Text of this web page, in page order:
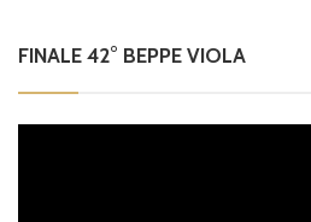
FINALE 42° BEPPE VIOLA